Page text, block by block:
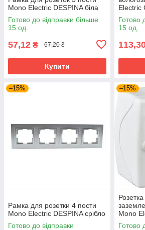
Mono Electric DESPINA біла
Готово до відправки більше
15 од.
57,12 ₴ 67,20 ₴
Купити
Electric
Готово
15 од.
–15%
Рамка для розетки 4 пости
Mono Electric DESPINA срібло
Готово до відправки
–15%
Mono
біла
Готово